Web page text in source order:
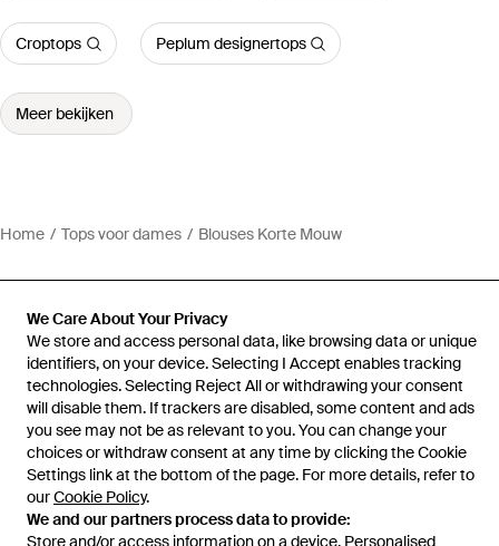
We Care About Your Privacy
We store and access personal data, like browsing data or unique
identifiers, on your device. Selecting I Accept enables tracking
technologies. Selecting Reject All or withdrawing your consent
will disable them. If trackers are disabled, some content and ads
you see may not be as relevant to you. You can change your
choices or withdraw consent at any time by clicking the Cookie
Settings link at the bottom of the page. For more details, refer to
ourCookie Policy.
We and our partners process data to provide:
Store and/or access information on a device. Personalised
Croptops Peplum designertops
Meer bekijken
Home Tops voor dames Blouses Korte Mouw
Hulp en informatie